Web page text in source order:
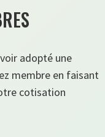
adopté une
membre en faisant
cotisation